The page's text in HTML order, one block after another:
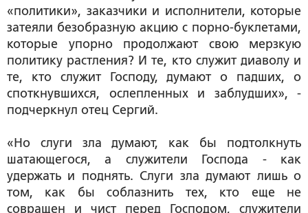
«политики», заказчики и исполнители, которые
затеяли безобразную акцию с порно-буклетами,
которые упорно продолжают свою мерзкую
политику растления? И те, кто служит диаволу и
те, кто служит Господу, думают о падших, о
споткнувшихся, ослепленных и заблудших», -
подчеркнул отец Сергий.
«Но слуги зла думают, как бы подтолкнуть
шатающегося, а служители Господа - как
удержать и поднять. Слуги зла думают лишь о
том, как бы соблазнить тех, кто еще не
совращен и чист перед Господом, служители